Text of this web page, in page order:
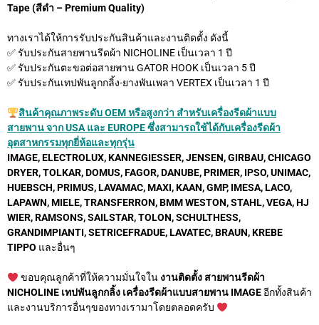
Tape (สีดำ – Premium Quality)
ทางเราได้ให้การรับประกันสินค้าและงานติดตั้ง ดังนี้
✅ รับประกันสายพานรีดผ้า NICHOLINE เป็นเวลา 1 ปี
✅ รับประกันตะขอต่อสายพาน GATOR HOOK เป็นเวลา 5 ปี
✅ รับประกันเทปพันลูกกลิ้ง-ยางพันเพลา VERTEX เป็นเวลา 1 ปี
สินค้าคุณภาพระดับ OEM หรือสูงกว่า สำหรับเครื่องรีดผ้าแบบ
สายพาน จาก USA และ EUROPE ซึ่งสามารถใช้ได้กับเครื่องรีดผ้า
อุตสาหกรรมทุกยี่ห้อและทุกรุ่น
IMAGE, ELECTROLUX, KANNEGIESSER, JENSEN, GIRBAU, CHICAGO
DRYER, TOLKAR, DOMUS, FAGOR, DANUBE, PRIMER, IPSO, UNIMAC,
HUEBSCH, PRIMUS, LAVAMAC, MAXI, KAAN, GMP, IMESA, LACO,
LAPAWN, MIELE, TRANSFERRON, BMM WESTON, STAHL, VEGA, HJ
WIER, RAMSONS, SAILSTAR, TOLON, SCHULTHESS,
GRANDIMPIANTI, SETRICEFRADUE, LAVATEC, BRAUN, KREBE
TIPPO และอื่นๆ
ขอบคุณลูกค้าที่ให้ความมั่นใจใน งานติดตั้ง สายพานรีดผ้า
NICHOLINE เทปพันลูกกลิ้ง เครื่องรีดผ้าแบบสายพาน IMAGEอีกทั้งสินค้า
และงานบริการอื่นๆของทางเรามาโดยตลอดครับ